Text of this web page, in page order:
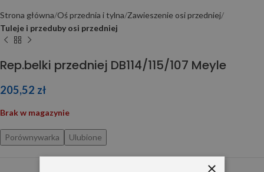
Strona główna Oś przednia i tylna Zawieszenie osi przedniej
Tuleje i przeduby osi przedniej
Rep.belki przedniej DB114/115/107 Meyle
205,52 zł
Brak w magazynie
Porównywarka Ulubione
×